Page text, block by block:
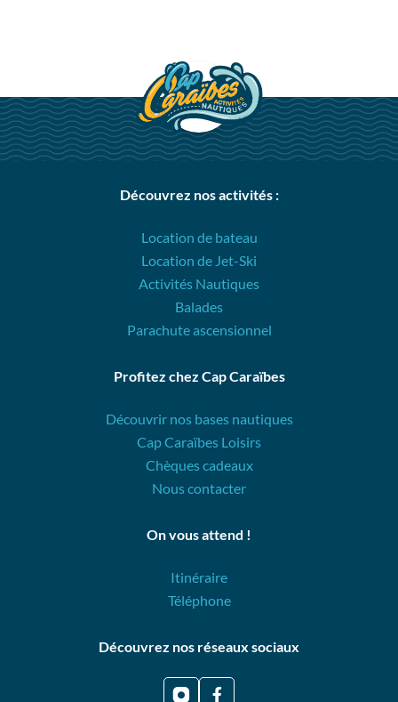
Découvrez nos activités :
Location de bateau
Location de Jet-Ski
Activités Nautiques
Balades
Parachute ascensionnel
Profitez chez Cap Caraïbes
Découvrir nos bases nautiques
Cap Caraïbes Loisirs
Chèques cadeaux
Nous contacter
On vous attend !
Itinéraire
Téléphone
Découvrez nos réseaux sociaux